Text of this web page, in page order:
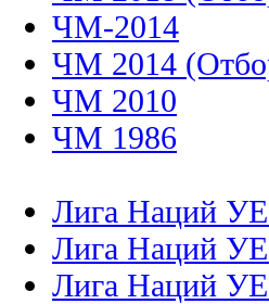
ЧМ-2014
ЧМ 2014
ЧМ 2010
ЧМ 1986
Лига Наций
Лига Наций
Лига Наций